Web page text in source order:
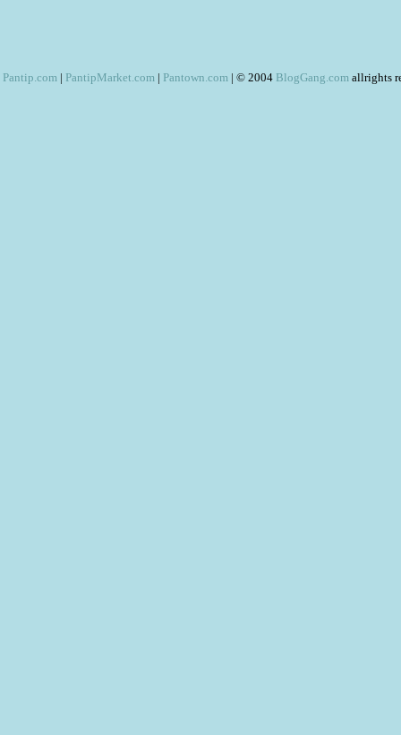
Pantip.com | PantipMarket.com | Pantown.com | © 2004 BlogGang.com allrights